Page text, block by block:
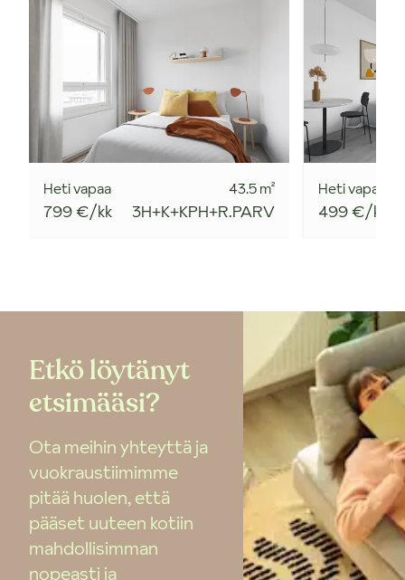
Heti vapaa
799 €/kk
43.5m²
3H+K+KPH+R.PARV
Heti vapaa
499 €/kk
Etkö löytänyt
etsimääsi?
Ota meihin yhteyttä ja
vuokraustiimimme
pitää huolen, että
pääset uuteen kotiin
mahdollisimman
nopeasti ja